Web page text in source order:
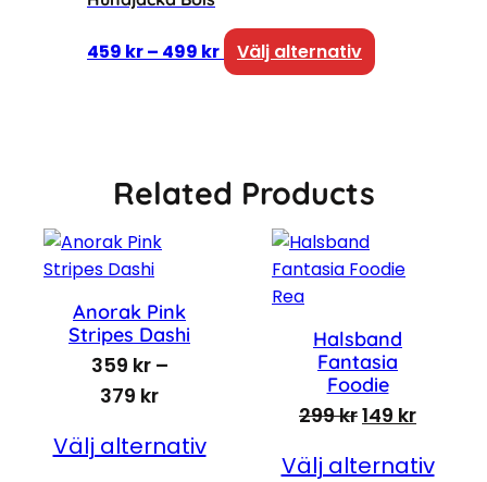
459 kr– 499 krPrisintervall: 459 kr till 499 kr
Välj alternativ
Related Products
Anorak Pink
Stripes Dashi
359 kr –
379 krPrisintervall: 359 kr till 379 kr
Välj alternativ
ReaProdukter på rea
Halsband
Fantasia
Foodie
299krDet
149 krDet
Välj alternativ